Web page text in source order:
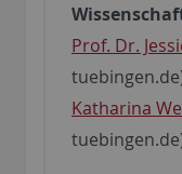
Prof. Dr.
Katharina